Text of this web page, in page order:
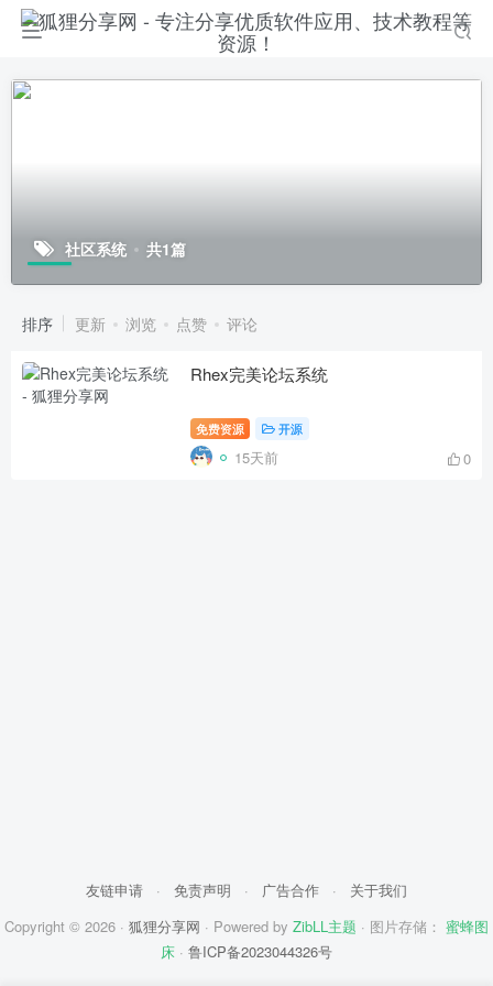
社区系统 共1篇
排序 更新 浏览 点赞 评论
Rhex完美论坛系统
免费资源 开源
15天前 0
友链申请 · 免责声明 · 广告合作 ·
关于我们
Copyright © 2026 · 狐狸分享网 · Powered by ZibLL主题 · 图片存储： 蜜蜂图
床 · 鲁ICP备2023044326号